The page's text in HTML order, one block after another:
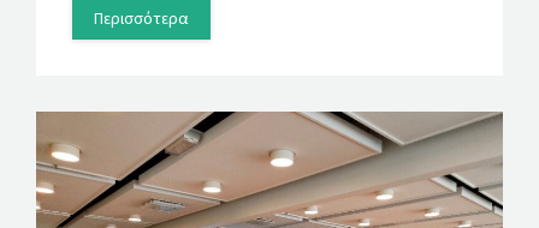
Περισσότερα